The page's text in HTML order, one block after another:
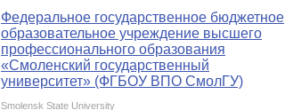
Федеральное государственное бюджетное
образовательное учреждение высшего
профессионального образования
«Смоленский государственный
университет» (ФГБОУ ВПО СмолГУ)
Smolensk State University